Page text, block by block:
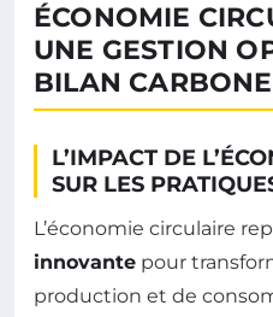
ÉCONOMIE
UNE GESTION
BILAN CARBONE
L’IMPACT DE
SUR LES
L’économie circulaire
innovante pour
production et de